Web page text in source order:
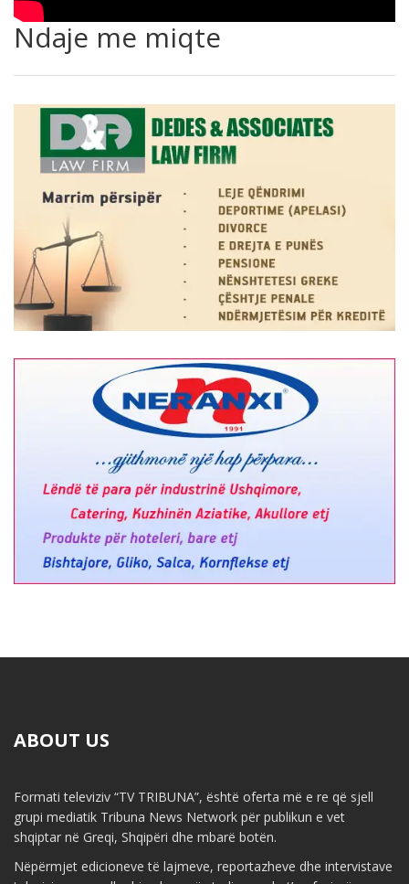
Ndaje me miqte
ABOUT US
Formati televiziv “TV TRIBUNA”, është oferta më e re që sjell
grupi mediatik Tribuna News Network për publikun e vet
shqiptar në Greqi, Shqipëri dhe mbarë botën.
Nëpërmjet edicioneve të lajmeve, reportazheve dhe intervistave